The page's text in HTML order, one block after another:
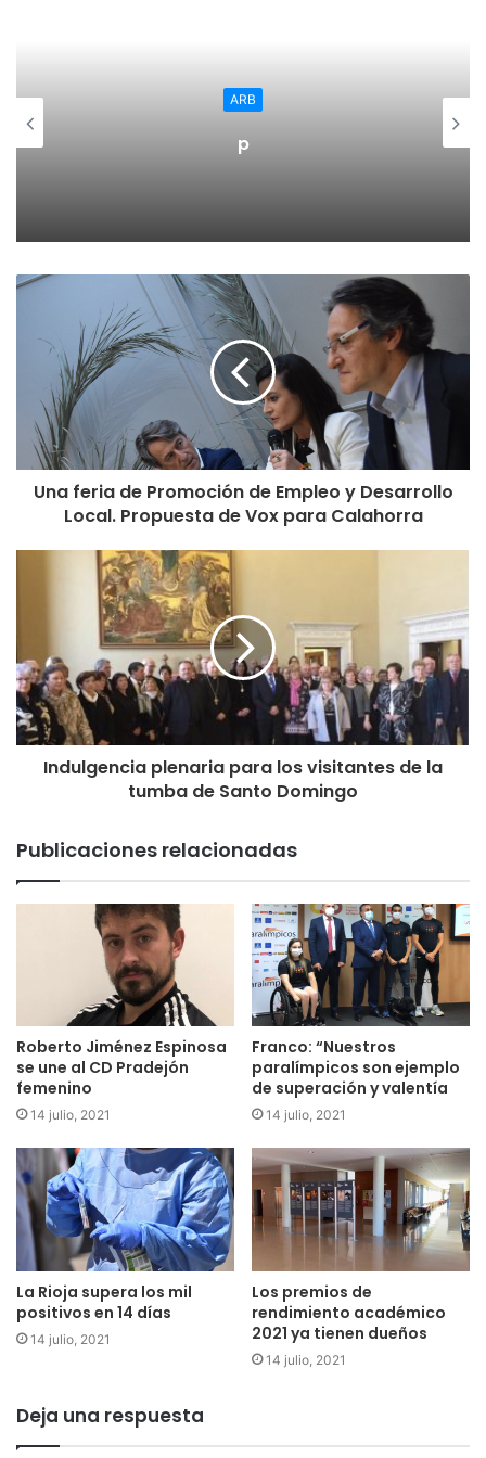
Todos somos muy conscientes de las cifras que van en
aumento desde principios de año sobre las mujeres que
son asesinadas por sus parejas y por ello, Josechu Llach,
Además esperamos acercar este curso a diferentes
poblaciones de nuestra Comunidad para que las jóvenes y
mujeres puedan saber cómo reaccionar ante diferentes
situaciones de violencia».
ARB
p
Una feria de Promoción de Empleo y Desarrollo
Local. Propuesta de Vox para Calahorra
Indulgencia plenaria para los visitantes de la
tumba de Santo Domingo
Publicaciones relacionadas
Roberto Jiménez Espinosa
se une al CD Pradejón
femenino
14 julio, 2021
Franco: “Nuestros
paralímpicos son ejemplo
de superación y valentía
14 julio, 2021
La Rioja supera los mil
positivos en 14 días
14 julio, 2021
Los premios de
rendimiento académico
2021 ya tienen dueños
14 julio, 2021
Deja una respuesta